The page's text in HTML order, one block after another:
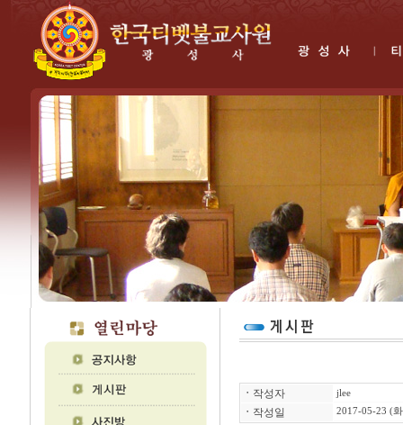
ㆍ 작성자 jlee
ㆍ 작성일 2017-05-23 (